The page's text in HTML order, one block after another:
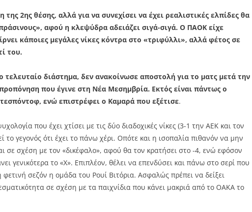
2ης θέσης, αλλά για να συνεχίσει να έχει ρεαλιστικές ελπίδες θα
αφού η κλεψύδρα αδειάζει σιγά-σιγά. Ο ΠΑΟΚ είχε
κάποιες μεγάλες νίκες κόντρα στο «τριφύλλι», αλλά φέτος σε
του.
διάστημα, δεν ανακοίνωσε αποστολή για το ματς μετά την
που έγινε στη Νέα Μεσημβρία. Εκτός είναι πάντως ο
ενώ επιστρέφει ο Καμαρά που εξέτισε.
που έχει χτίσει με τις δύο διαδοχικές νίκες (3-1 την ΑΕΚ και τον
γεγονός ότι έχει το πάνω χέρι. Οπότε και η ισοπαλία πιθανόν να μην
σε σχέση με τον «δικέφαλο», αφού θα τον κρατήσει στο -4, ενώ εφόσον
γενικότερα το «Χ». Επιπλέον, θέλει να επενδύσει και πάνω στο σερί που
σεζόν η ομάδα του Ρουί Βιτόρια. Ασφαλώς πρέπει να δείξει
σε σχέση με τα παιχνίδια που κάνει μακριά από το ΟΑΚΑ το